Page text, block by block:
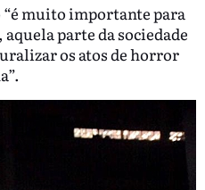
“é muito importante para
parte da sociedade
os atos de horror